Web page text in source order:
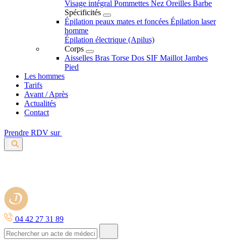
Visage intégral Pommettes Nez Oreilles Barbe
Spécificités
Épilation peaux mates et foncées Épilation laser
homme
Épilation électrique (Apilus)
Corps
Aisselles Bras Torse Dos SIF Maillot Jambes
Pied
Les hommes
Tarifs
Avant / Après
Actualités
Contact
Prendre RDV sur
04 42 27 31 89